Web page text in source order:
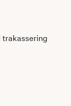
trakassering